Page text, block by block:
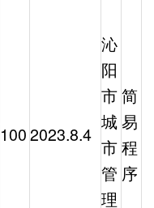
1002023.8.4
沁
阳
市
城
市
管
理
简
易
程
序